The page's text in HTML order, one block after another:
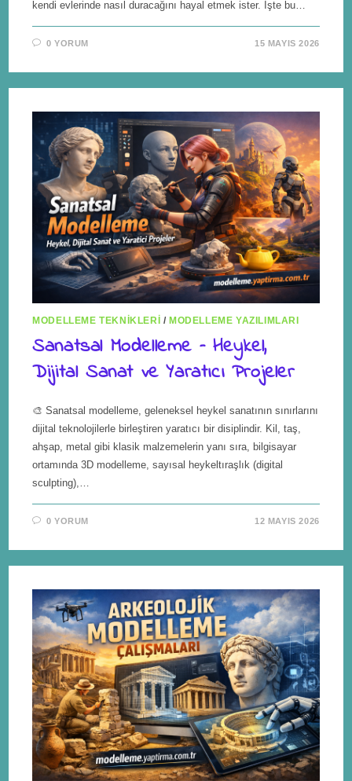
kendi evlerinde nasıl duracağını hayal etmek ister. İşte bu…
0 YORUM 15 MAYIS 2026
MODELLEME TEKNIKLERI / MODELLEME YAZILIMLARI
Sanatsal Modelleme – Heykel,
Dijital Sanat ve Yaratıcı Projeler
🎨 Sanatsal modelleme, geleneksel heykel sanatının sınırlarını
dijital teknolojilerle birleştiren yaratıcı bir disiplindir. Kil, taş,
ahşap, metal gibi klasik malzemelerin yanı sıra, bilgisayar
ortamında 3D modelleme, sayısal heykeltıraşlık (digital
sculpting),…
0 YORUM 12 MAYIS 2026